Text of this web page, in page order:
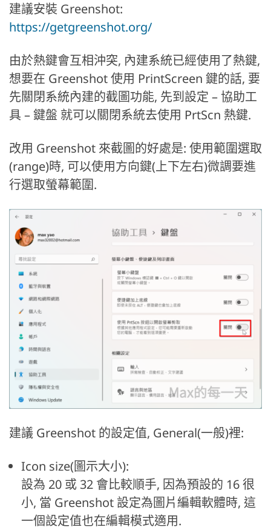
建議安裝 Greenshot:
https://getgreenshot.org/
由於熱鍵會互相沖突, 內建系統已經使用了熱鍵,
想要在 Greenshot 使用 PrintScreen 鍵的話, 要
先關閉系統內建的截圖功能, 先到設定 – 協助工
具 – 鍵盤 就可以關閉系統去使用 PrtScn 熱鍵.
改用 Greenshot 來截圖的好處是: 使用範圍選取
(range)時, 可以使用方向鍵(上下左右)微調要進
行選取螢幕範圍.
建議 Greenshot 的設定值, General(一般)裡:
Icon size(圖示大小):
設為 20 或 32 會比較順手, 因為預設的 16 很
小, 當 Greenshot 設定為圖片編輯軟體時, 這
一個設定值也在編輯模式適用.